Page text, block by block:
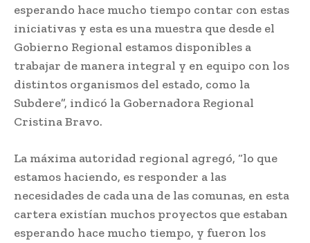
esperando hace mucho tiempo contar con estas
iniciativas y esta es una muestra que desde el
Gobierno Regional estamos disponibles a
trabajar de manera integral y en equipo con los
distintos organismos del estado, como la
Subdere”, indicó la Gobernadora Regional
Cristina Bravo.
La máxima autoridad regional agregó, “lo que
estamos haciendo, es responder a las
necesidades de cada una de las comunas, en esta
cartera existían muchos proyectos que estaban
esperando hace mucho tiempo, y fueron los